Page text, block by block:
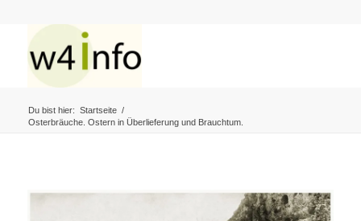
Du bist hier: Startseite /
Osterbräuche. Ostern in Überlieferung und Brauchtum.